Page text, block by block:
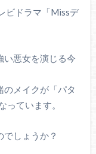
ビドラマ「Missデ
い悪女を演じる今
のメイクが「パタ
っています。
しょうか？